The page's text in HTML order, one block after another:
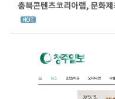
충북콘텐츠코리아랩, 문화